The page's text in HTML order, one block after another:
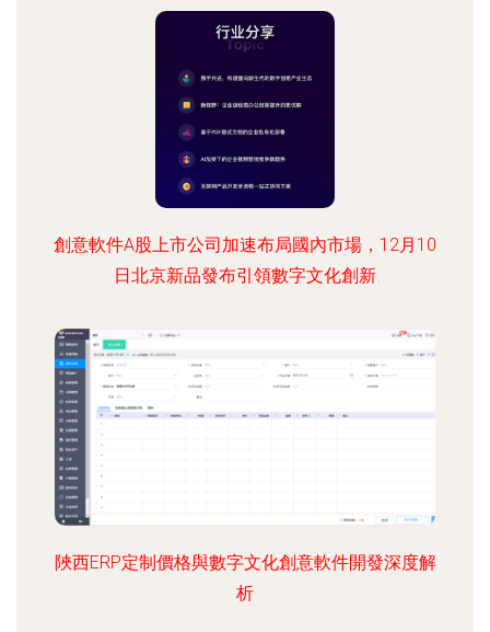
創意軟件A股上市公司加速布局國內市場，12月10
日北京新品發布引領數字文化創新
陜西ERP定制價格與數字文化創意軟件開發深度解
析